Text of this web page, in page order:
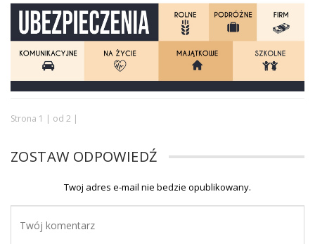
Strona 1 | od 2 |
ZOSTAW ODPOWIEDŹ
Twoj adres e-mail nie bedzie opublikowany.